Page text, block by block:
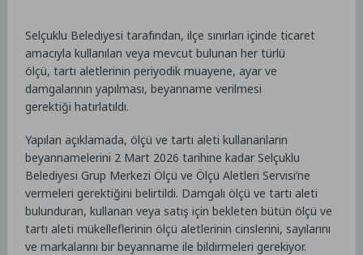
Selçuklu Belediyesi tarafından, ilçe sınırları içinde ticaret
amacıyla kullanılan veya mevcut bulunan her türlü
ölçü, tartı aletlerinin periyodik muayene, ayar ve
damgalarının yapılması, beyanname verilmesi
gerektiği hatırlatıldı.
Yapılan açıklamada, ölçü ve tartı aleti kullananların
beyannamelerini 2 Mart 2026 tarihine kadar Selçuklu
Belediyesi Grup Merkezi Ölçü ve Ölçü Aletleri Servisi’ne
vermeleri gerektiğini belirtildi. Damgalı ölçü ve tartı aleti
bulunduran, kullanan veya satış için bekleten bütün ölçü ve
tartı aleti mükelleflerinin ölçü aletlerinin cinslerini, sayılarını
ve markalarını bir beyanname ile bildirmeleri gerekiyor.